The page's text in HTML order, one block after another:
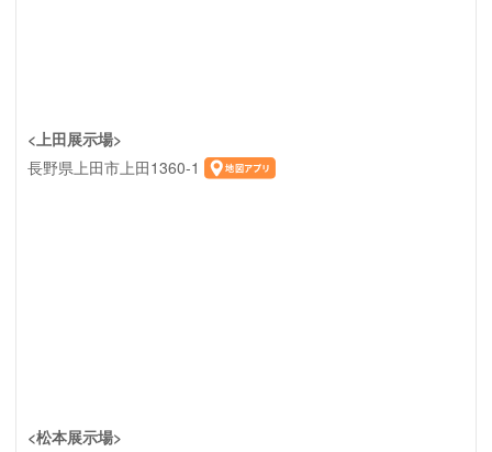
<上田展示場>
長野県上田市上田1360-1
<松本展示場>